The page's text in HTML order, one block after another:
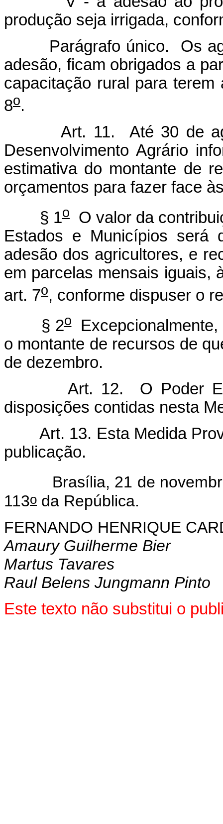
produção seja irrigada,
Parágrafo único. Os
adesão, ficam obrigados a
capacitação rural para
8o.
Art. 11. Até 30 de
Desenvolvimento Agrário
estimativa do montante de
orçamentos para fazer face
§ 1o
O valor da
Estados e Municípios será
adesão dos agricultores, e
em parcelas mensais iguais,
art. 7o, conforme dispuser o
§ 2oExcepcionalmente,
o montante de recursos de
de dezembro.
Art. 12. O Poder
disposições contidas nesta
Art. 13. Esta Medida
publicação.
Brasília, 21 de
113o da República.
FERNANDO HENRIQUE
Amaury Guilherme Bier
Martus Tavares
Raul Belens Jungmann Pinto
Este texto não substitui o